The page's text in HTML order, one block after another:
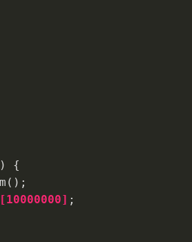
)
{
;
[10000000] ;